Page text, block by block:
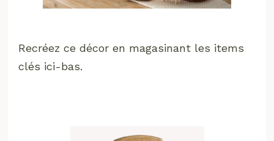
Recréez ce décor en magasinant les items
clés ici-bas.